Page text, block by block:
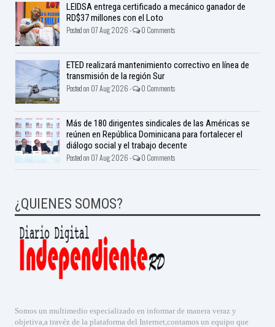
LEIDSA entrega certificado a mecánico ganador de
RD$37 millones con el Loto
Posted on 07 Aug 2026 - 0 Comments
ETED realizará mantenimiento correctivo en línea de
transmisión de la región Sur
Posted on 07 Aug 2026 - 0 Comments
Más de 180 dirigentes sindicales de las Américas se
reúnen en República Dominicana para fortalecer el
diálogo social y el trabajo decente
Posted on 07 Aug 2026 - 0 Comments
¿QUIENES SOMOS?
Somos un multimedio especializado en informar de manera veraz y
objetiva,a travéz de la plataforma del Internet,contamos un equipo que